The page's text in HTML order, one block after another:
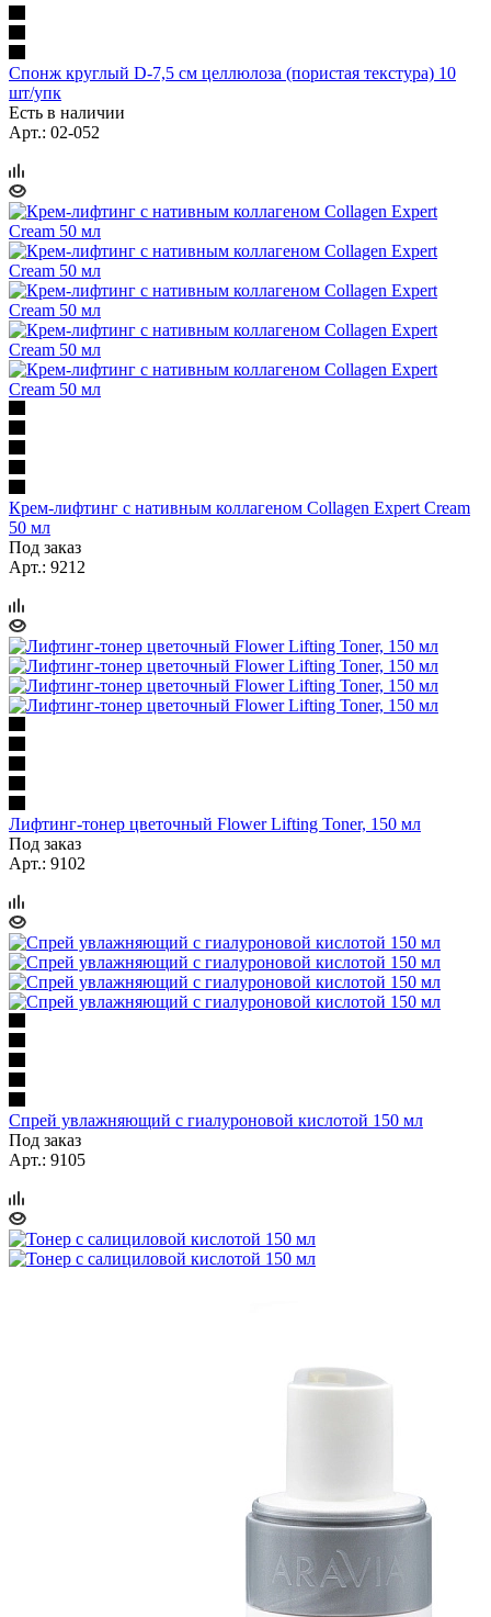
Спонж круглый D-7,5 см целлюлоза (пористая текстура) 10
шт/упк
Есть в наличии
Арт.: 02-052
Крем-лифтинг с нативным коллагеном Collagen Expert Cream
50 мл
Под заказ
Арт.: 9212
Лифтинг-тонер цветочный Flower Lifting Toner, 150 мл
Под заказ
Арт.: 9102
Спрей увлажняющий с гиалуроновой кислотой 150 мл
Под заказ
Арт.: 9105